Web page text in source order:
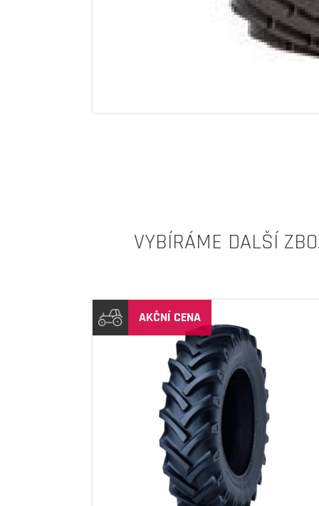
VYBÍRÁME DALŠÍ
AKČNÍ CENA
DETAIL